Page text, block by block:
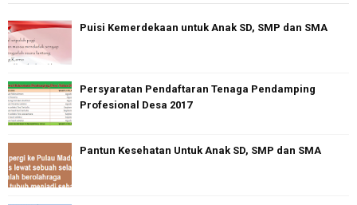
Puisi Kemerdekaan untuk Anak SD, SMP dan SMA
Persyaratan Pendaftaran Tenaga Pendamping
Profesional Desa 2017
Pantun Kesehatan Untuk Anak SD, SMP dan SMA